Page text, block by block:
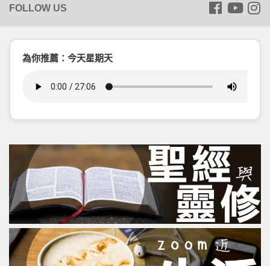
為你推薦：今天星期天